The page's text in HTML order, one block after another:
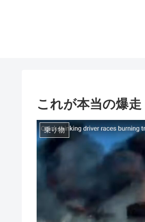
これが本当の爆
乗り物